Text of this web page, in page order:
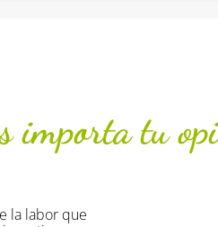
importa tu
divertidas y muy